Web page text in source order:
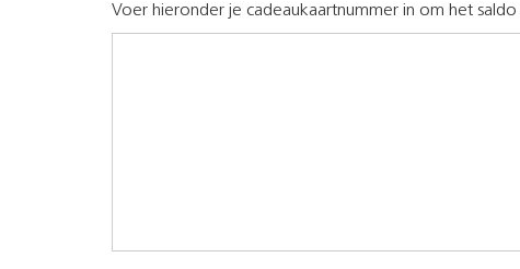
Voer hieronder je cadeaukaartnummer in om het